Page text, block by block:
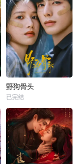
野狗骨头
已完结